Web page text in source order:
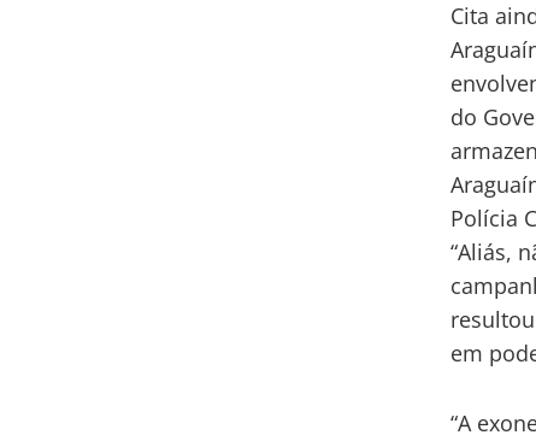
Cita
do
Polícia
“Aliás,
em
“A